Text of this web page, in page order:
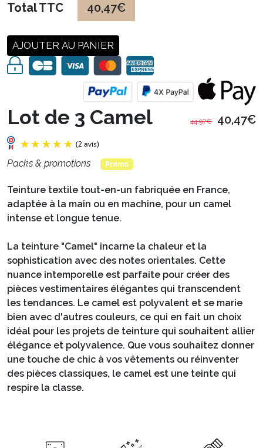
Lot de 3 Camel 44,97€ 40,47€
(2 avis)
Packs & promotions Promo
Teinture textile tout-en-un fabriquée en France,
adaptée à la main ou en machine, pour un camel
intense et longue tenue.
La teinture "Camel" incarne la chaleur et la
sophistication avec des notes orientales. Cette
nuance intemporelle est parfaite pour créer des
pièces vestimentaires élégantes qui transcendent
les tendances. Le camel est polyvalent et se marie
bien avec d'autres couleurs, ce qui en fait un choix
idéal pour les projets de teinture qui souhaitent allier
élégance et polyvalence. Que vous souhaitez donner
une touche de chic à vos vêtements ou réinventer
des pièces classiques, le camel est une teinte qui
respire la classe.
Total TTC 40,47€
AJOUTER AU PANIER